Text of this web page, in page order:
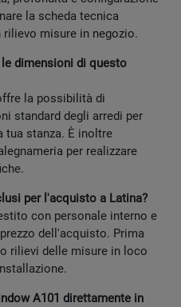
la scheda tecnica
misure in negozio.
dimensioni di questo
la possibilità di
standard degli arredi per
tua stanza. È inoltre
per realizzare
per l'acquisto a Latina?
con personale interno e
dell'acquisto. Prima
rilievi delle misure in loco
A101 direttamente in